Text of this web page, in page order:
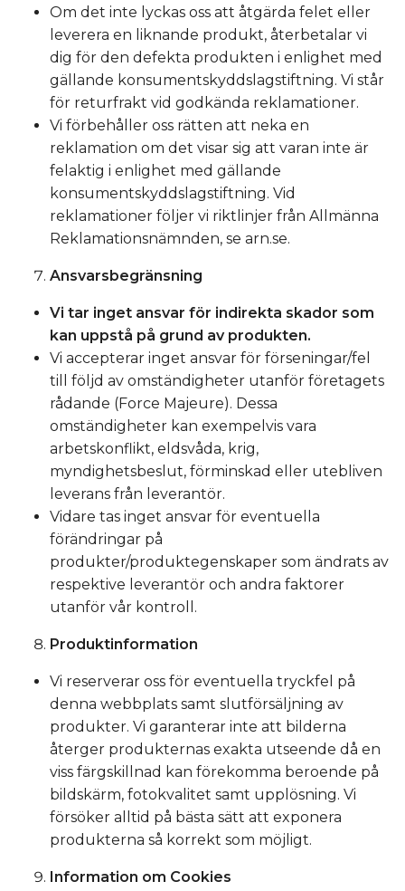
Om det inte lyckas oss att åtgärda felet eller
leverera en liknande produkt, återbetalar vi
dig för den defekta produkten i enlighet med
gällande konsumentskyddslagstiftning. Vi står
för returfrakt vid godkända reklamationer.
Vi förbehåller oss rätten att neka en
reklamation om det visar sig att varan inte är
felaktig i enlighet med gällande
konsumentskyddslagstiftning. Vid
reklamationer följer vi riktlinjer från Allmänna
Reklamationsnämnden, se arn.se.
Ansvarsbegränsning
Vi tar inget ansvar för indirekta skador som
kan uppstå på grund av produkten.
Vi accepterar inget ansvar för förseningar/fel
till följd av omständigheter utanför företagets
rådande (Force Majeure). Dessa
omständigheter kan exempelvis vara
arbetskonflikt, eldsvåda, krig,
myndighetsbeslut, förminskad eller utebliven
leverans från leverantör.
Vidare tas inget ansvar för eventuella
förändringar på
produkter/produktegenskaper som ändrats av
respektive leverantör och andra faktorer
utanför vår kontroll.
Produktinformation
Vi reserverar oss för eventuella tryckfel på
denna webbplats samt slutförsäljning av
produkter. Vi garanterar inte att bilderna
återger produkternas exakta utseende då en
viss färgskillnad kan förekomma beroende på
bildskärm, fotokvalitet samt upplösning. Vi
försöker alltid på bästa sätt att exponera
produkterna så korrekt som möjligt.
Information om Cookies